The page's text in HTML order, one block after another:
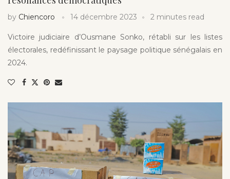
by Chiencoro 14 décembre 2023 2 minutes read
Victoire judiciaire d’Ousmane Sonko, rétabli sur les listes
électorales, redéfinissant le paysage politique sénégalais en
2024.